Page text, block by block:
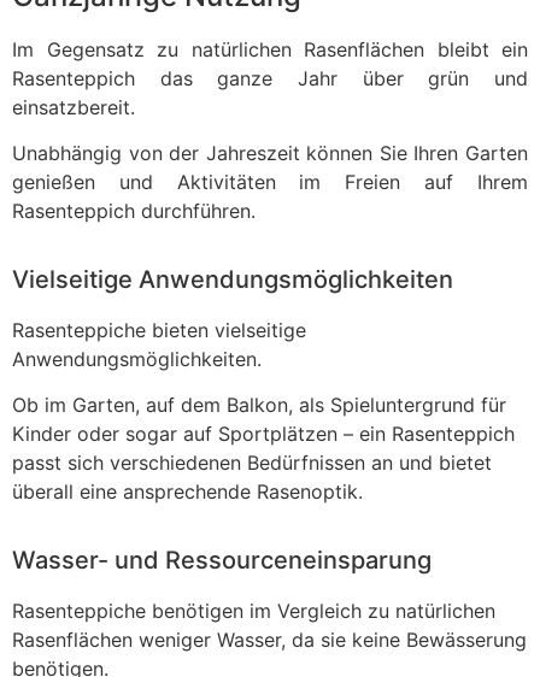
Im Gegensatz zu natürlichen Rasenflächen bleibt ein
Rasenteppich das ganze Jahr über grün und
einsatzbereit.
Unabhängig von der Jahreszeit können Sie Ihren Garten
genießen und Aktivitäten im Freien auf Ihrem
Rasenteppich durchführen.
Vielseitige Anwendungsmöglichkeiten
Rasenteppiche bieten vielseitige
Anwendungsmöglichkeiten.
Ob im Garten, auf dem Balkon, als Spieluntergrund für
Kinder oder sogar auf Sportplätzen – ein Rasenteppich
passt sich verschiedenen Bedürfnissen an und bietet
überall eine ansprechende Rasenoptik.
Wasser- und Ressourceneinsparung
Rasenteppiche benötigen im Vergleich zu natürlichen
Rasenflächen weniger Wasser, da sie keine Bewässerung
benötigen.